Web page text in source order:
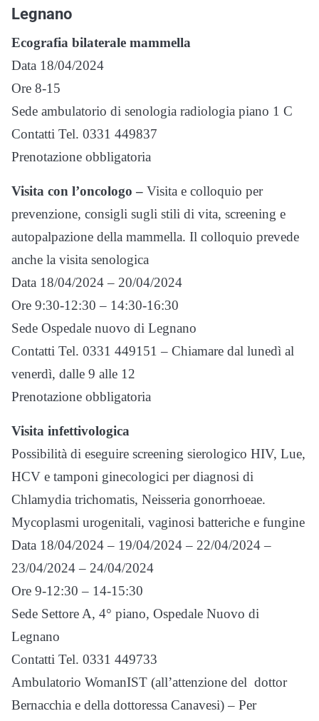
Legnano
Ecografia bilaterale mammella
Data 18/04/2024
Ore 8-15
Sede ambulatorio di senologia radiologia piano 1 C
Contatti Tel. 0331 449837
Prenotazione obbligatoria
Visita con l’oncologo – Visita e colloquio per
prevenzione, consigli sugli stili di vita, screening e
autopalpazione della mammella. Il colloquio prevede
anche la visita senologica
Data 18/04/2024 – 20/04/2024
Ore 9:30-12:30 – 14:30-16:30
Sede Ospedale nuovo di Legnano
Contatti Tel. 0331 449151 – Chiamare dal lunedì al
venerdì, dalle 9 alle 12
Prenotazione obbligatoria
Visita infettivologica
Possibilità di eseguire screening sierologico HIV, Lue,
HCV e tamponi ginecologici per diagnosi di
Chlamydia trichomatis, Neisseria gonorrhoeae.
Mycoplasmi urogenitali, vaginosi batteriche e fungine
Data 18/04/2024 – 19/04/2024 – 22/04/2024 –
23/04/2024 – 24/04/2024
Ore 9-12:30 – 14-15:30
Sede Settore A, 4° piano, Ospedale Nuovo di
Legnano
Contatti Tel. 0331 449733
Ambulatorio WomanIST (all’attenzione del dottor
Bernacchia e della dottoressa Canavesi) – Per